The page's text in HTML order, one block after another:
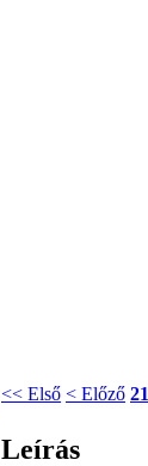
<< Első < Előző 21
Leírás